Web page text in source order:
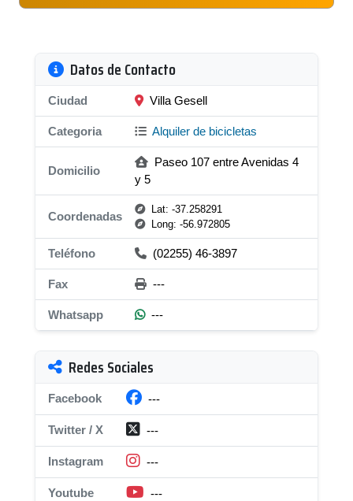
Datos de Contacto
Ciudad Villa Gesell
Categoria Alquiler de bicicletas
Domicilio
Paseo 107 entre Avenidas 4
y 5
Coordenadas
Lat: -37.258291
Long: -56.972805
Teléfono (02255) 46-3897
Fax ---
Whatsapp ---
Redes Sociales
Facebook ---
Twitter / X ---
Instagram ---
Youtube ---